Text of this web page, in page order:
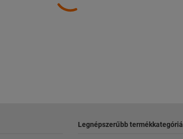
Legnépszerűbb